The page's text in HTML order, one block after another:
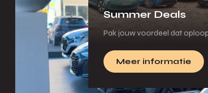
Summer Deals
Pak jouw voordeel dat
Meer informatie